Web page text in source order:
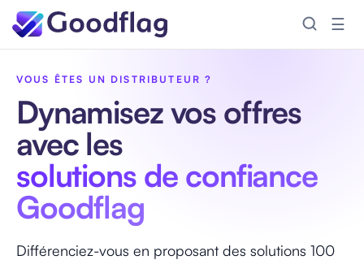
☰
VOUS ÊTES UN DISTRIBUTEUR ?
Dynamisez vos offres
avec les
solutions de confiance
Goodflag
Différenciez-vous en proposant des solutions 100